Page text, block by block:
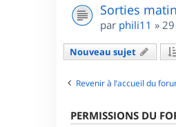
Sorties
par phili11 »
Nouveau sujet
Revenir à l’accueil du
PERMISSIONS DU